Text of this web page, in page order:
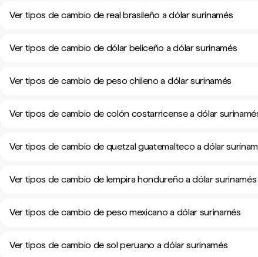
Ver tipos de cambio de real brasileño a dólar surinamés
Ver tipos de cambio de dólar beliceño a dólar surinamés
Ver tipos de cambio de peso chileno a dólar surinamés
Ver tipos de cambio de colón costarricense a dólar
Ver tipos de cambio de quetzal guatemalteco a dólar
Ver tipos de cambio de lempira hondureño a dólar surinamés
Ver tipos de cambio de peso mexicano a dólar surinamés
Ver tipos de cambio de sol peruano a dólar surinamés